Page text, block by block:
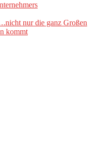
nur die ganz Großen
kommt